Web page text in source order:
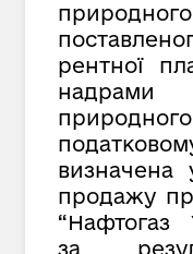
рентної
надрами
визначена
продажу
“Нафтогаз
за